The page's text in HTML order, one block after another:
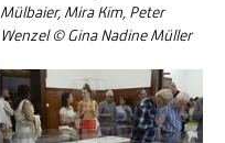
Mülbaier, Mira Kim, Peter
Wenzel © Gina Nadine Müller